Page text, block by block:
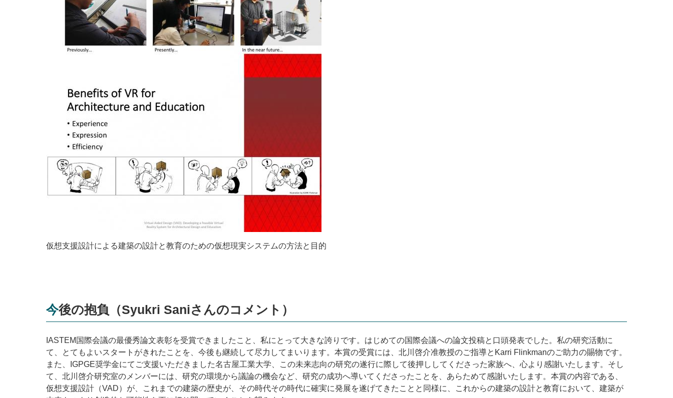
仮想支援設計による建築の設計と教育のための仮想現実システムの方法と目的
今後の抱負（Syukri Saniさんのコメント）
IASTEM 国際会議の最優秀論文表彰を受賞できましたこと、私にとって大きな誇りです。はじめての国際会議への論文投稿と口頭発表でした。私の研究活動に
て、とてもよいスタートがきれたことを、今後も継続して尽力してまいります。本賞の受賞には、北川啓介准教授のご指導と Karri Flinkmanのご助力の賜物です。
また、
IGPGE奨学金にてご支援いただきました名古屋工業大学、この未来志向の研究の遂行に際して後押ししてくださった家族へ、心より感謝いたします。そし
て、北川啓介研究室のメンバーには、研究の環境から議論の機会など、研究の成功へ導いてくださったことを、あらためて感謝いたします。本賞の内容である、
仮想支援設計（VAD）が、これまでの建築の歴史が、その時代その時代に確実に発展を遂げてきたことと同様に、これからの建築の設計と教育において、建築が